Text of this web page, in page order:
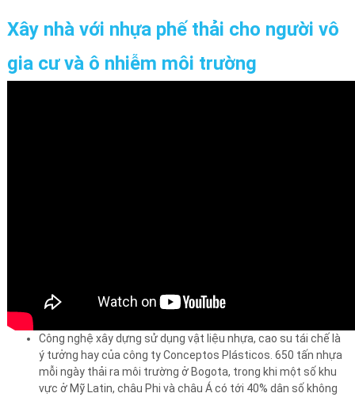
Xây nhà với nhựa phế thải cho người vô
gia cư và ô nhiễm môi trường
Công nghệ xây dựng sử dụng vật liệu nhựa, cao su tái chế là
ý tưởng hay của công ty Conceptos Plásticos. 650 tấn nhựa
mỗi ngày thải ra môi trường ở Bogota, trong khi một số khu
vực ở Mỹ Latin, châu Phi và châu Á có tới 40% dân số không